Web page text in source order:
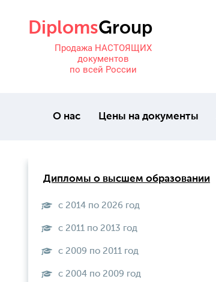
Продажа НАСТОЯЩИХ
документов
по всей России
О нас Цены на документы
Дипломы о высшем образовании
с 2014 по 2026 год
с 2011 по 2013 год
с 2009 по 2011 год
с 2004 по 2009 год